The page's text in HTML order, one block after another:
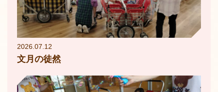
2026.07.12
文月の徒然